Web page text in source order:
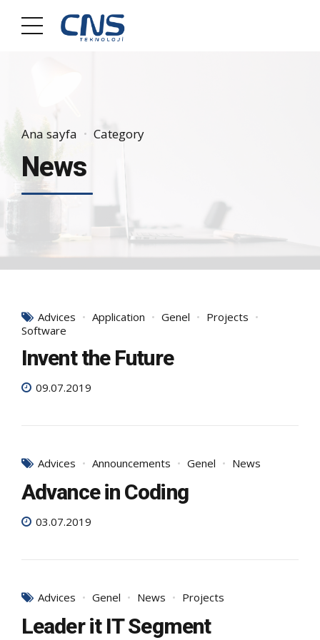
Ana sayfa Category
News
Advices Application Genel
Projects
Software
Invent the Future
09.07.2019
Advices Announcements Genel News
Advance in Coding
03.07.2019
Advices Genel News Projects
Leader it IT Segment